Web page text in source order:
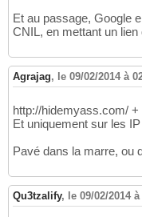
Et au passage, Google
CNIL, en mettant un
Agrajag, le 09/02/2014 à
http://hidemyass.com/ +
Et uniquement sur les
Pavé dans la marre, ou
Qu3tzalify, le 09/02/2014